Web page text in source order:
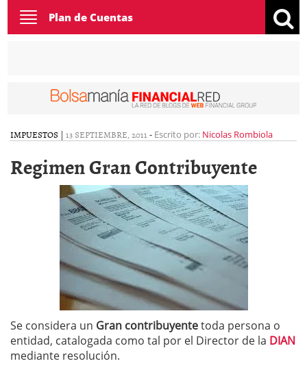
Toggle
navigation
Plan de Cuentas
IMPUESTOS | 13 SEPTIEMBRE, 2011 - Escrito por: Nicolas Rombiola
Regimen Gran Contribuyente
Se considera un Gran contribuyentetoda persona o
entidad, catalogada como tal por el Director de la DIAN
mediante resolución.